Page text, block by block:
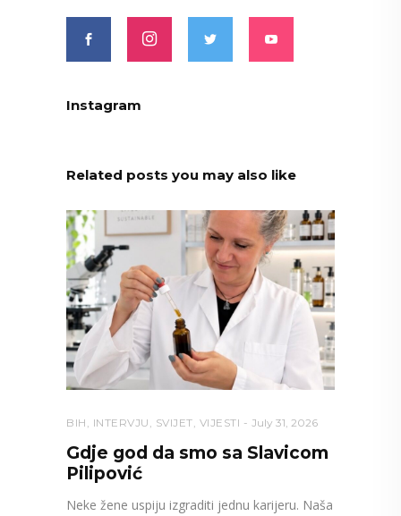
Instagram
Related posts you may also like
BIH INTERVJU SVIJET VIJESTI July 31, 2026
Gdje god da smo sa Slavicom
Pilipović
Neke žene uspiju izgraditi jednu karijeru. Naša